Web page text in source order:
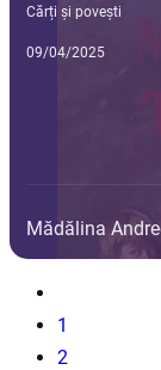
Cărți și povești
09/04/2025
Mădălina
1
2